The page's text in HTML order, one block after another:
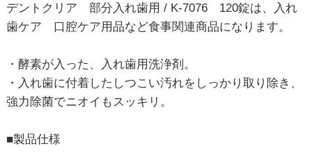
デントクリア 部分入れ歯用 / K-7076 120錠は、入れ
歯ケア 口腔ケア用品など食事関連商品になります。
・酵素が入った、入れ歯用洗浄剤。
・入れ歯に付着したしつこい汚れをしっかり取り除き、
強力除菌でニオイもスッキリ。
■製品仕様